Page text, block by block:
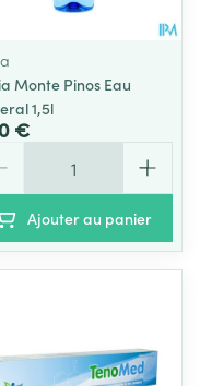
Monte Pinos Eau
1,5l
€
Ajouter au panier